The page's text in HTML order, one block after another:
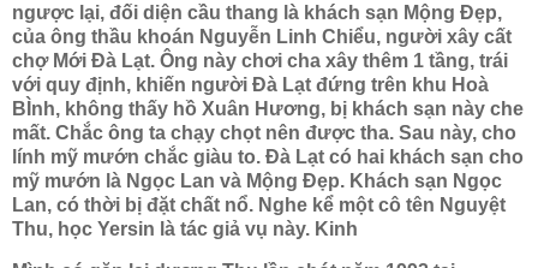
ngược lại, đối diện cầu thang là khách sạn Mộng Đẹp,
của ông thầu khoán Nguyễn Linh Chiểu, người xây cất
chợ Mới Đà Lạt. Ông này chơi cha xây thêm 1 tầng, trái
với quy định, khiến người Đà Lạt đứng trên khu Hoà
BÌnh, không thấy hồ Xuân Hương, bị khách sạn này che
mất. Chắc ông ta chạy chọt nên được tha. Sau này, cho
lính mỹ mướn chắc giàu to. Đà Lạt có hai khách sạn cho
mỹ mướn là Ngọc Lan và Mộng Đẹp. Khách sạn Ngọc
Lan, có thời bị đặt chất nổ. Nghe kể một cô tên Nguyệt
Thu, học Yersin là tác giả vụ này. Kinh